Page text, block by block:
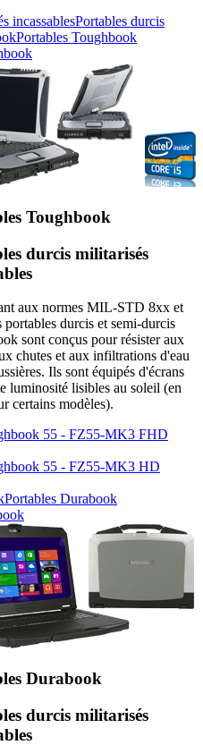
Portables durcis
Portables Toughbook
Toughbook
durcis militarisés
aux normes MIL-STD 8xx et
portables durcis et semi-durcis
sont conçus pour résister aux
chutes et aux infiltrations d'eau
Ils sont équipés d'écrans
luminosité lisibles au soleil (en
certains modèles).
55 - FZ55-MK3 FHD
55 - FZ55-MK3 HD
Portables Durabook
Durabook
durcis militarisés